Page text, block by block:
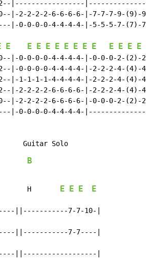
4-2--|-----------------
|-2-2-2-2-6-6-6-6-|-7-7-7-9-(9)-
0-0-0-0-4-4-4-4-|-5-5-5-7-(7)-7-
E E E E E E E E E E E E E
|-0-0-0-0-4-4-4-4-|-0-0-0-2-(2)-
|-0-0-0-0-4-4-4-4-|-2-2-2-4-(4)-
|-1-1-1-1-4-4-4-4-|-2-2-2-4-(4)-
|-2-2-2-2-6-6-6-6-|-2-2-2-4-(4)-
|-2-2-2-2-6-6-6-6-|-0-0-0-2-(2)-
|-0-0-0-0-4-4-4-4-
B
H
E E E E
||-----------7-7-10-|
||-----------7-7----|
||------------------|